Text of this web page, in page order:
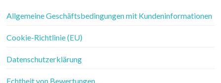
Allgemeine Geschäftsbedingungen mit Kundeninformationen
Cookie-Richtlinie (EU)
Datenschutzerklärung
Echtheit von Bewertungen